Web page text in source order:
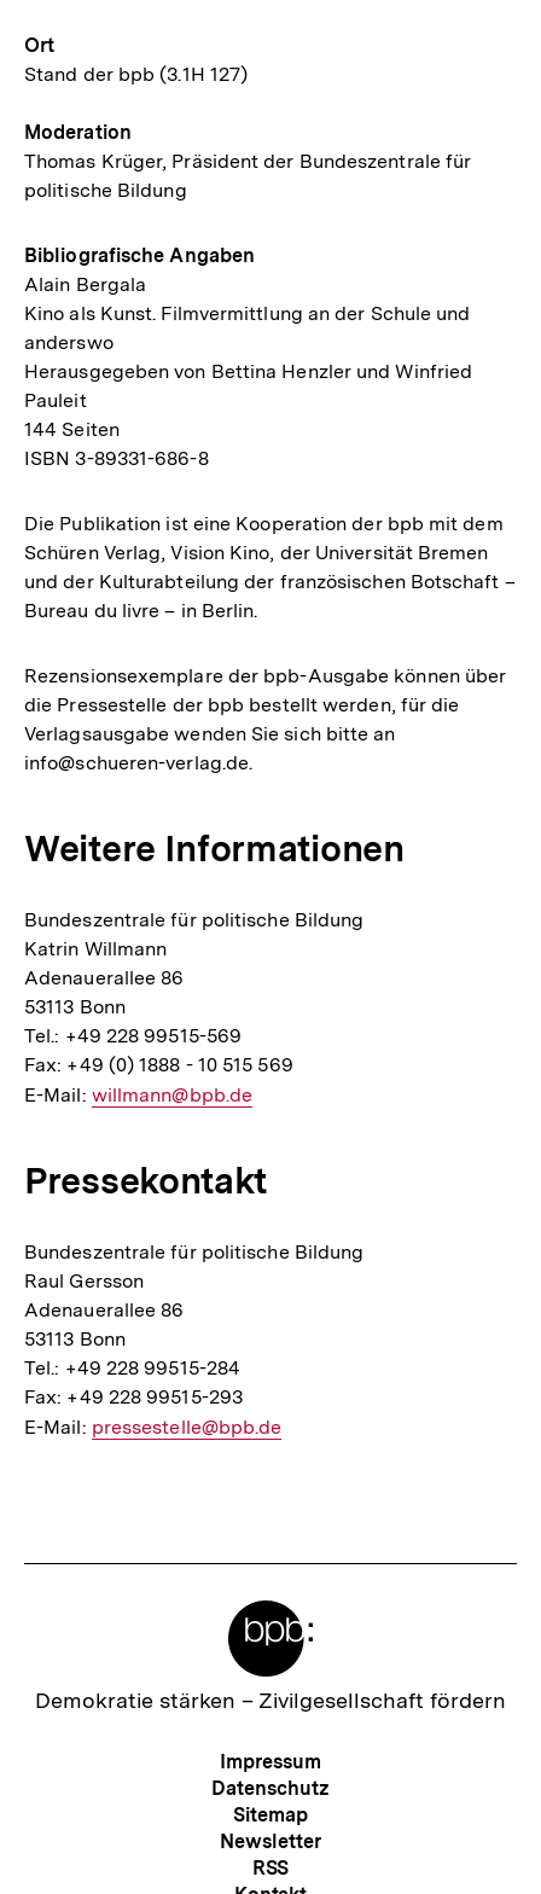
Ort
Stand der bpb (3.1H 127)
Moderation
Thomas Krüger, Präsident der Bundeszentrale für
politische Bildung
Bibliografische Angaben
Alain Bergala
Kino als Kunst. Filmvermittlung an der Schule und
anderswo
Herausgegeben von Bettina Henzler und Winfried
Pauleit
144 Seiten
ISBN 3-89331-686-8
Die Publikation ist eine Kooperation der bpb mit dem
Schüren Verlag, Vision Kino, der Universität Bremen
und der Kulturabteilung der französischen Botschaft –
Bureau du livre – in Berlin.
Rezensionsexemplare der bpb-Ausgabe können über
die Pressestelle der bpb bestellt werden, für die
Verlagsausgabe wenden Sie sich bitte an
info@schueren-verlag.de.
Weitere Informationen
Bundeszentrale für politische Bildung
Katrin Willmann
Adenauerallee 86
53113 Bonn
Tel.: +49 228 99515-569
Fax: +49 (0) 1888 - 10 515 569
E-Mail: E-
willmann@bpb.de
Pressekontakt
Bundeszentrale für politische Bildung
Raul Gersson
Adenauerallee 86
53113 Bonn
Tel.: +49 228 99515-284
Fax: +49 228 99515-293
E-Mail: E-
pressestelle@bpb.de
Zur
Demokratie stärken – Zivilgesellschaft fördern
Meta-
Navigation
Impressum
Datenschutz
Sitemap
Newsletter
RSS